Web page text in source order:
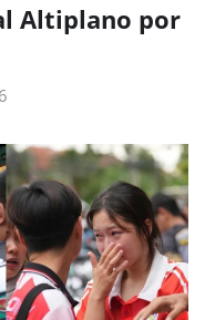
Altiplano por